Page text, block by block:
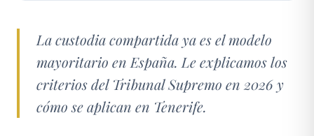
La custodia compartida ya es el modelo
mayoritario en España. Le explicamos los
criterios del Tribunal Supremo en 2026 y
cómo se aplican en Tenerife.